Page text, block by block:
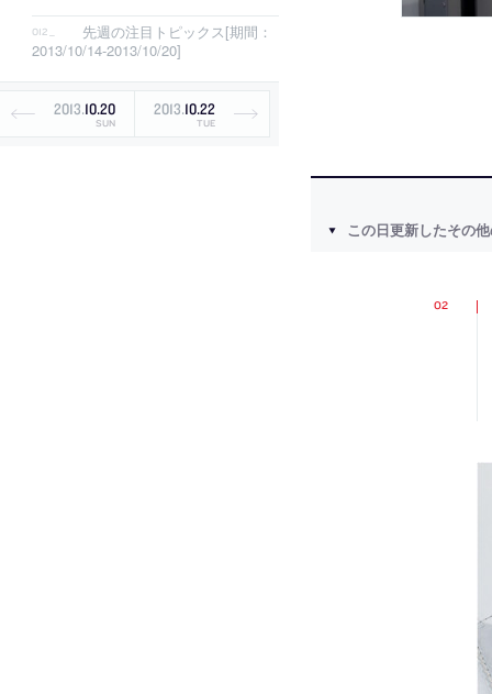
先週の注目トピックス[期間：
2013/10/14-2013/10/20]
2013.10.20
SUN
2013.10.22
TUE
この日更新したその